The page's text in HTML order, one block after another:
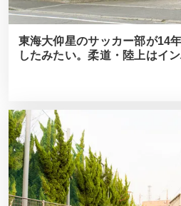
東海大仰星のサッカー部が14
したみたい。柔道・陸上はイ